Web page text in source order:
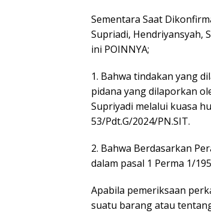
Sementara Saat
Supriadi, Hendriyansyah,
ini POINNYA;
1. Bahwa tindakan yang
pidana yang dilaporkan
Supriyadi melalui kuasa
53/Pdt.G/2024/PN.SIT.
2. ⁠Bahwa Berdasarkan
dalam pasal 1 Perma 1/
Apabila pemeriksaan
suatu barang atau